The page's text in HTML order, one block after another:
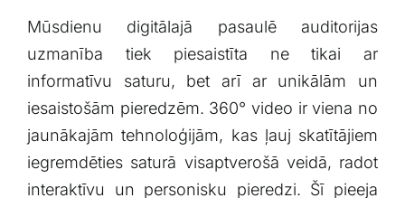
Mūsdienu digitālajā pasaulē⁣ auditorijas
uzmanība tiek piesaistīta ne​ tikai ar
informatīvu saturu, bet arī ar unikālām un
iesaistošām pieredzēm. 360° video ​ir viena no
jaunākajām tehnoloģijām, kas ļauj skatītājiem
iegremdēties ‌saturā visaptverošā⁣ veidā, radot
interaktīvu un personisku pieredzi. Šī pieeja